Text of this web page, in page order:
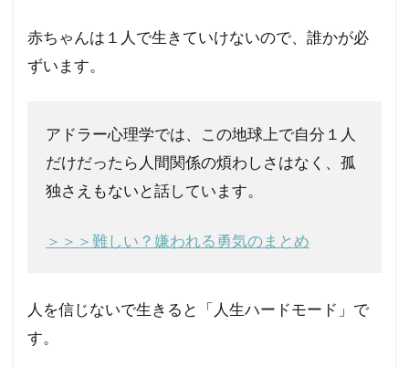
赤ちゃんは１人で生きていけないので、誰かが必
ずいます。
アドラー心理学では、この地球上で自分１人
だけだったら人間関係の煩わしさはなく、孤
独さえもないと話しています。
＞＞＞難しい？嫌われる勇気のまとめ
人を信じないで生きると「人生ハードモード」で
す。